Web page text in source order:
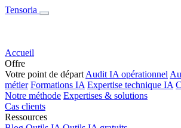
Tensoria
Accueil
Offre
Votre point de départ Audit IA opérationnel
métier Formations IA Expertise technique IA
Notre méthode Expertises & solutions
Cas clients
Ressources